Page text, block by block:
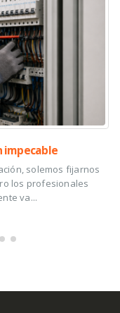
(VMC): la
energética y una
energética en los
un buen aislamiento,